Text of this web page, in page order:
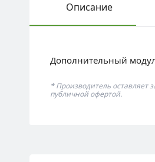
Описание
Дополнительный
* Производитель оставляет
публичной офертой.